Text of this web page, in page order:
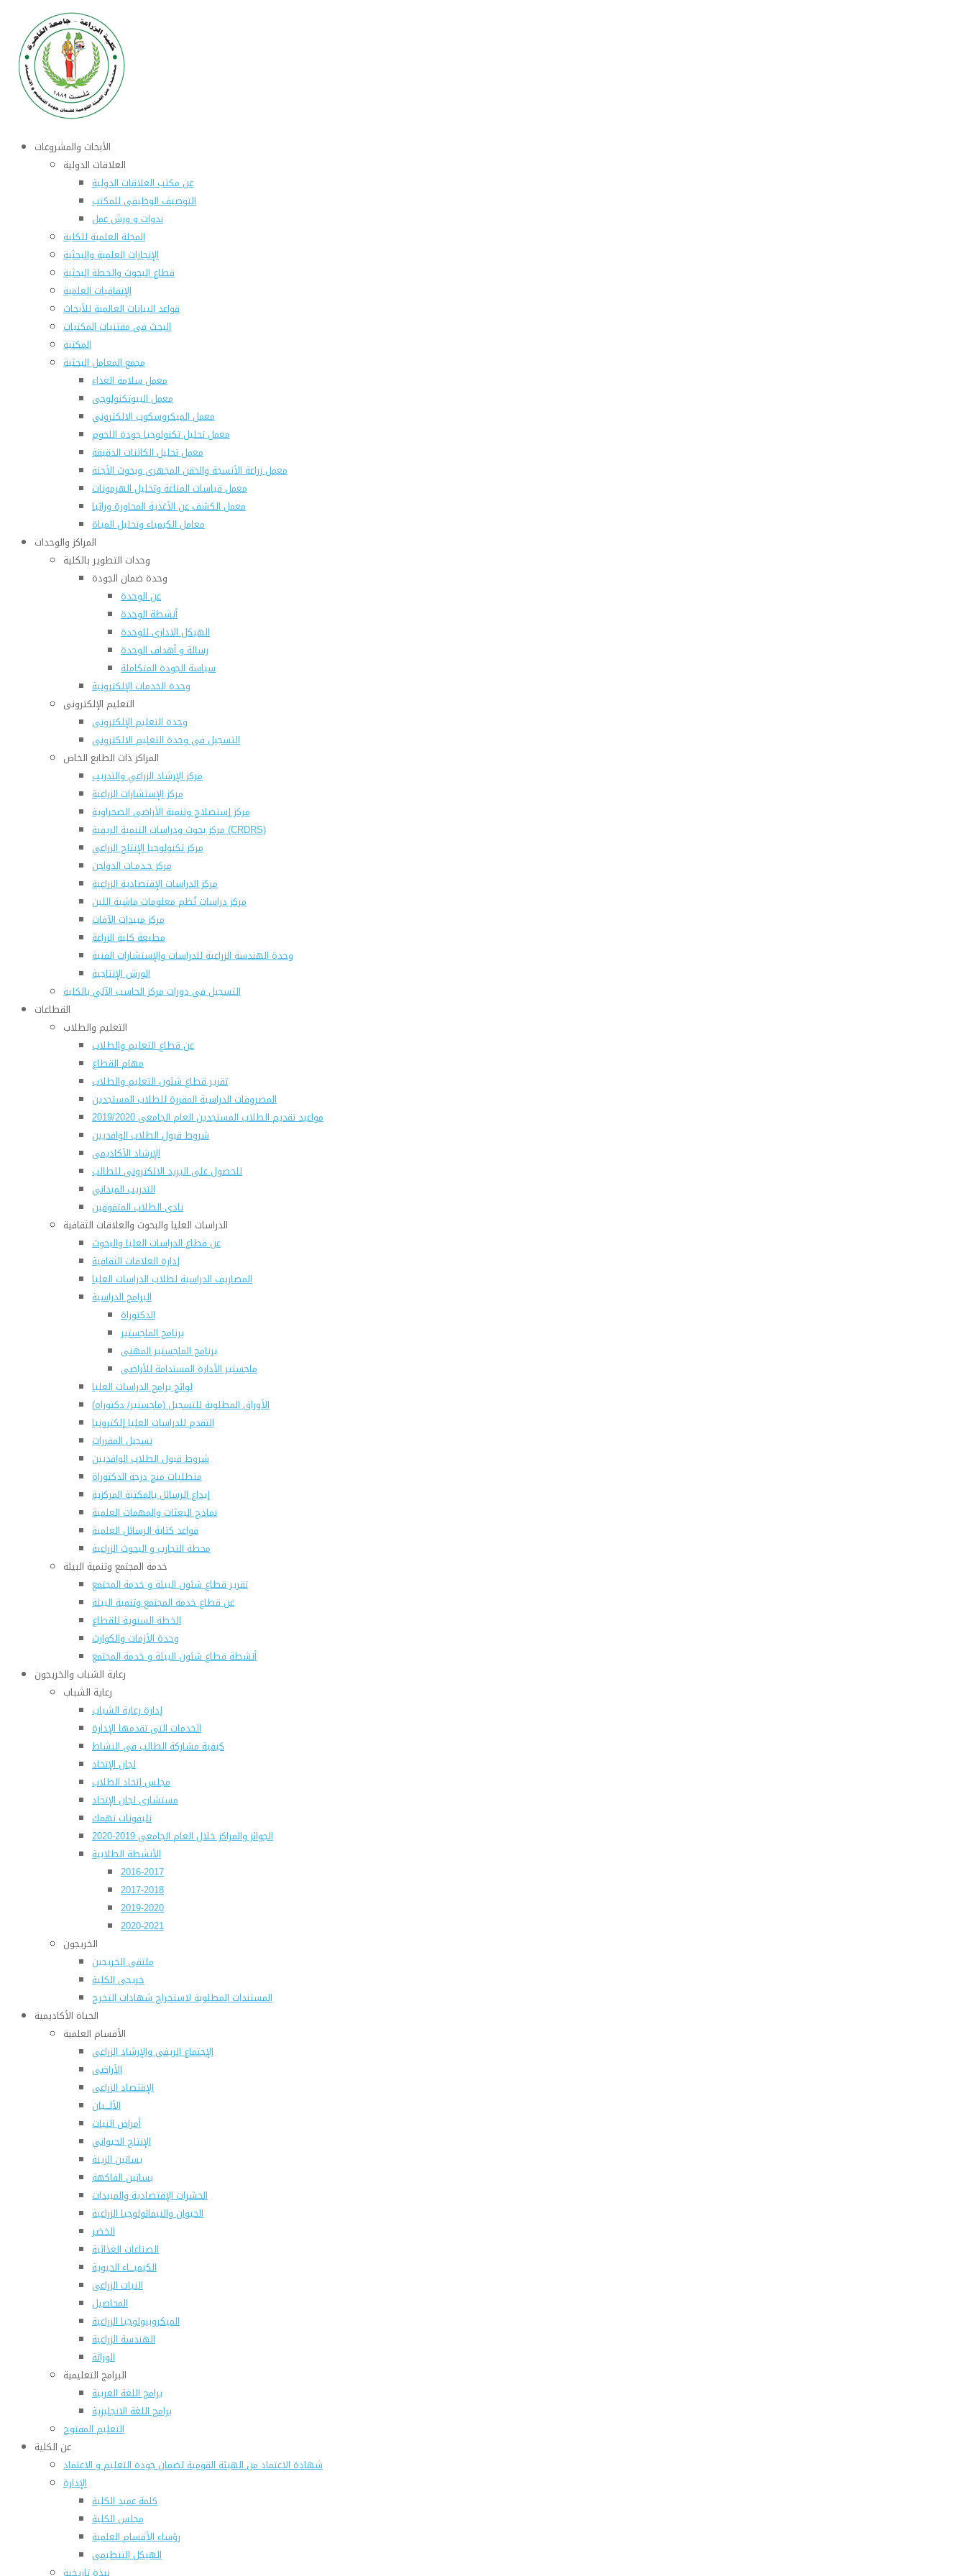
الأبحاث والمشروعات
العلاقات الدولية
عن مكتب العلاقات الدولية
التوصيف الوظيفى للمكتب
ندوات و ورش عمل
المجلة العلمية للكلية
الإنجازات العلمية والبحثية
قطاع البحوث والخطة البحثية
الإتفاقيات العلمية
قواعد البيانات العالمية للأبحاث
البحث فى مقتنيات المكتبات
المكتبة
مجمع المعامل البحثية
معمل سلامة الغذاء
معمل البيوتكنولوجى
معمل الميكروسكوب الالكتروني
معمل تحليل تكنولوجيا جودة اللحوم
معمل تحليل الكائنات الدقيقة
معمل زراعة الأنسجة والحقن المجهرى وبحوث الأجنة
معمل قياسات المناعة وتحليل الهرمونات
معمل الكشف عن الأغذية المحاورة وراثيا
معامل الكيمياء وتحليل المياة
المراكز والوحدات
وحدات التطوير بالكلية
وحدة ضمان الجودة
عن الوحدة
أنشطة الوحدة
الهيكل الادارى للوحدة
رسالة و أهداف الوحدة
سياسة الجودة المتكاملة
وحدة الخدمات الإلكترونية
التعليم الإلكترونى
وحدة التعليم الإلكترونى
التسجيل فى وحدة التعليم الالكترونى
المراكز ذات الطابع الخاص
مركز الإرشاد الزراعي والتدريب
مركز الإستشارات الزراعية
مركز إستصلاح وتنمية الأراضى الصحراوية
مركز بحوث ودراسات التنمية الريفية (CRDRS)
مركز تكنولوجيا الإنتاج الزراعي
مركز خـدمـات الدواجن
مركز الدراسات الإقتصادية الزراعية
مركز دراسات نُظم معلومات ماشية اللبن
مركز مبيدات الآفات
مطبعة كلية الزراعة
وحدة الهندسة الزراعية للدراسات والإستشارات الفنية
الورش الإنتاجية
التسجيل في دورات مركز الحاسب الآلي بالكلية
القطاعات
التعليم والطلاب
عن قطاع التعليم والطلاب
مهام القطاع
تقرير قطاع شئون التعليم والطلاب
المصروفات الدراسية المقررة للطلاب المستجدين
مواعيد تقديم الطلاب المستجدين العام الجامعى 2019/2020
شروط قبول الطلاب الوافديين
الإرشاد الأكاديمى
للحصول على البريد الالكترونى للطالب
التدريب الميداني
نادى الطلاب المتفوقين
الدراسات العليا والبحوث والعلاقات الثقافية
عن قطاع الدراسات العليا والبحوث
إدارة العلاقات الثقافية
المصاريف الدراسية لطلاب الدراسات العليا
البرامج الدراسية
الدكتوراة
برنامج الماجستير
برنامج الماجستير المهنى
ماجستير الأدارة المستدامة للأراضى
لوائح برامج الدراسات العليا
(الأوراق المطلوبة للتسجيل (ماجستير/ دكتوراه
التقدم للدراسات العليا إلكترونيا
تسجيل المقررات
شروط قبول الطلاب الوافديين
متطلبات منح درجة الدكتوراة
إيداع الرسائل بالمكتبة المركزية
نماذج البعثات والمهمات العلمية
قواعد كتابة الرسائل العلمية
محطة التجارب و البحوث الزراعية
خدمة المجتمع وتنمية البيئة
تقرير قطاع شئون البيئة و خدمة المجتمع
عن قطاع خدمة المجتمع وتنمية البيئة
الخطة السنوية للقطاع
وحدة الأزمات والكوارث
أنشطة قطاع شئون البيئة و خدمة المجتمع
رعاية الشباب والخريجون
رعاية الشباب
إدارة رعاية الشباب
الخدمات التى تقدمها الإدارة
كيفية مشاركة الطالب فى النشاط
لجان الإتحاد
مجلس إتحاد الطلاب
مستشارى لجان الإتحاد
تليفونات تهمك
الجوائز والمراكز خلال العام الجامعى 2019-2020
الأنشطة الطلابية
2016-2017
2017-2018
2019-2020
2020-2021
الخريجون
ملتقى الخريجين
خريجى الكلية
المستندات المطلوبة لاستخراج شهادات التخرج
الحياة الأكاديمية
الأقسام العلمية
الإجتماع الريفي والإرشاد الزراعي
الأراضى
الإقتصاد الزراعى
الألـــبان
أمراض النبات
الإنتاج الحيواني
بساتين الزينة
بساتين الفاكهة
الحشرات الإقتصادية والمبيدات
الحيوان والنيماتولوجيا الزراعية
الخضر
الصناعات الغذائية
الكيميـــاء الحيوية
النبات الزراعى
المحاصيل
الميكروبيولوجيا الزراعية
الهندسة الزراعية
الوراثة
البرامج التعليمية
برامج اللغة العربية
برامج اللغة الانجليزية
التعليم المفتوح
عن الكلية
شهادة الاعتماد من الهيئة القومية لضمان جودة التعليم و الاعتماد
الإدارة
كلمة عميد الكلية
مجلس الكلية
رؤساء الأقسام العلمية
الهيكل التنظيمى